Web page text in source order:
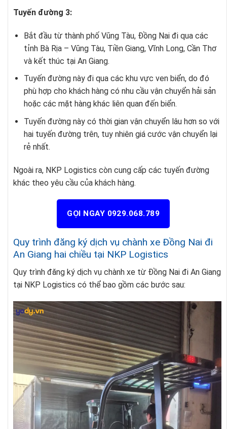
Tuyến đường 3:
Bắt đầu từ thành phố Vũng Tàu, Đồng Nai đi qua các
tỉnh Bà Rịa – Vũng Tàu, Tiền Giang, Vĩnh Long, Cần Thơ
và kết thúc tại An Giang.
Tuyến đường này đi qua các khu vực ven biển, do đó
phù hợp cho khách hàng có nhu cầu vận chuyển hải sản
hoặc các mặt hàng khác liên quan đến biển.
Tuyến đường này có thời gian vận chuyển lâu hơn so với
hai tuyến đường trên, tuy nhiên giá cước vận chuyển lại
rẻ nhất.
Ngoài ra, NKP Logistics còn cung cấp các tuyến đường
khác theo yêu cầu của khách hàng.
GỌI NGAY 0929.068.789
Quy trình đăng ký dịch vụ chành xe Đồng Nai đi
An Giang hai chiều tại NKP Logistics
Quy trình đăng ký dịch vụ chành xe từ Đồng Nai đi An Giang
tại NKP Logistics có thể bao gồm các bước sau: